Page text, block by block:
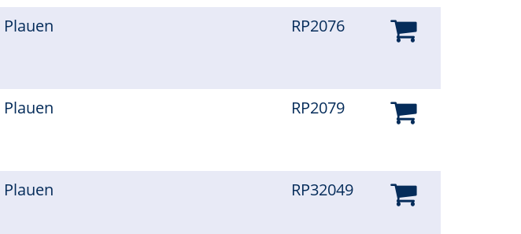
Plauen RP2076
Plauen RP2079
Plauen RP32049